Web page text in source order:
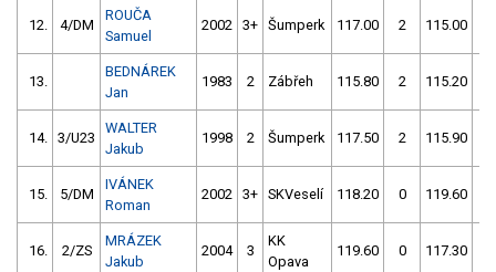
12. 4/DM
ROUČA
Samuel
2002 3+ Šumperk 117.00 2 115.00
13.
BEDNÁREK
Jan
1983 2 Zábřeh 115.80 2 115.20
14. 3/U23
WALTER
Jakub
1998 2 Šumperk 117.50 2 115.90
15. 5/DM
IVÁNEK
Roman
2002 3+ SKVeselí 118.20 0 119.60
16. 2/ZS
MRÁZEK
Jakub
2004 3
KK
Opava
119.60 0 117.30